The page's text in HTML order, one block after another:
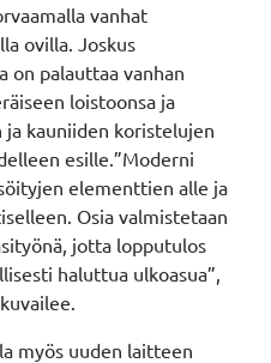
vanhat
ovilla. Joskus
on palauttaa vanhan
loistoonsa ja
kauniiden koristelujen
esille.”Moderni
elementtien alle ja
Osia valmistetaan
jotta lopputulos
haluttua ulkoasua”,
myös uuden laitteen